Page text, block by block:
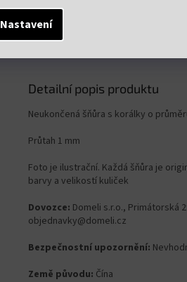
Nastavení
Popis
Detailní popis produktu
Neukončená šňůra s korálky o
Průtah 1 mm
Foto je ilustrační. Každá šňůra je
barvy a velikostí kuliček
Dovozce: Domeli s.r.o., Primátorská
objednavky@domeli.cz
Bezpečnostní upozornění:
Země původu: Čína